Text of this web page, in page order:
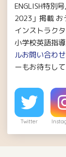
ENGLISH特別
2023」掲載 お
インストラク
小学校英語指
ルお問い合わ
ーもお待ちして
Twitter